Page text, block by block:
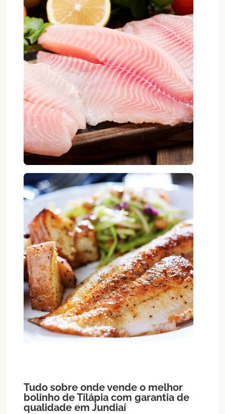
Tudo sobre onde vende o melhor
bolinho deTilápia com garantia de
qualidade emJundiaí